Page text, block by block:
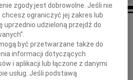
Z głębokim żalem zawiadamiamy,
że 15 kwietnia 2026 roku zmarła
Ewa Wyrzykowska
zgody jest dobrowolne. Jeśli nie
ograniczyć jej zakres lub
udzieloną przejdź do
być przetwarzane także do
informacji dotyczących
i aplikacji lub łączone z danymi
usług. Jeśli podstawą